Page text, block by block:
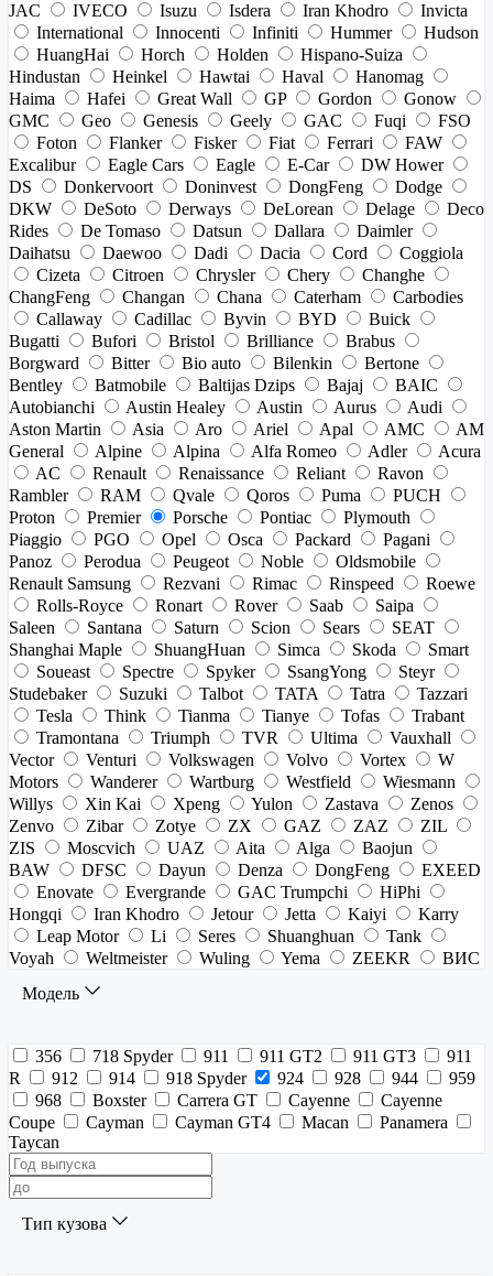
JAC
IVECO Isuzu Isdera Iran Khodro
Invicta
International
Innocenti Infiniti Hummer
Hudson
HuangHai
Horch Holden
Hispano-Suiza
Hindustan
Heinkel Hawtai Haval
Hanomag
Haima
Hafei Great Wall GP Gordon
Gonow
GMC
Geo Genesis Geely GAC Fuqi
FSO
Foton
Flanker Fisker Fiat Ferrari
FAW
Excalibur
Eagle Cars Eagle E-Car
DW Hower
DS
Donkervoort Doninvest DongFeng
Dodge
DKW
DeSoto Derways DeLorean Delage
Deco
Rides
De Tomaso Datsun Dallara
Daimler
Daihatsu
Daewoo Dadi Dacia Cord
Coggiola
Cizeta
Citroen Chrysler Chery
Changhe
ChangFeng
Changan Chana Caterham
Carbodies
Callaway
Cadillac Byvin BYD
Buick
Bugatti
Bufori Bristol Brilliance
Brabus
Borgward
Bitter Bio auto Bilenkin
Bertone
Bentley
Batmobile Baltijas Dzips Bajaj
BAIC
Autobianchi
Austin Healey Austin Aurus
Audi
Aston Martin
Asia Aro Ariel Apal AMC
AM
General
Alpine Alpina Alfa Romeo Adler
Acura
AC
Renault Renaissance Reliant
Ravon
Rambler
RAM Qvale Qoros Puma
PUCH
Proton
Premier Porsche Pontiac
Plymouth
Piaggio
PGO Opel Osca Packard
Pagani
Panoz
Perodua Peugeot Noble
Oldsmobile
Renault Samsung
Rezvani Rimac Rinspeed
Roewe
Rolls-Royce
Ronart Rover Saab
Saipa
Saleen
Santana Saturn Scion Sears
SEAT
Shanghai Maple
ShuangHuan Simca Skoda
Smart
Soueast
Spectre Spyker SsangYong
Steyr
Studebaker
Suzuki Talbot TATA Tatra
Tazzari
Tesla
Think Tianma Tianye Tofas
Trabant
Tramontana
Triumph TVR Ultima
Vauxhall
Vector
Venturi Volkswagen Volvo Vortex
W
Motors
Wanderer Wartburg Westfield
Wiesmann
Willys
Xin Kai Xpeng Yulon Zastava
Zenos
Zenvo
Zibar Zotye ZX GAZ ZAZ
ZIL
ZIS
Moscvich UAZ Aita Alga
Baojun
BAW
DFSC Dayun Denza DongFeng
EXEED
Enovate
Evergrande GAC Trumpchi
HiPhi
Hongqi
Iran Khodro Jetour Jetta Kaiyi
Karry
Leap Motor
Li Seres Shuanghuan
Tank
Voyah
Weltmeister Wuling Yema ZEEKR
ВИС
Модель
356 718 Spyder 911 911 GT2 911 GT3
911
R
912 914 918 Spyder 924 928 944
959
968
Boxster Carrera GT Cayenne
Cayenne
Coupe
Cayman Cayman GT4 Macan
Panamera
Taycan
Тип кузова